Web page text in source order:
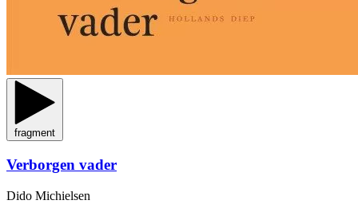
fragment
Verborgen vader
Dido Michielsen